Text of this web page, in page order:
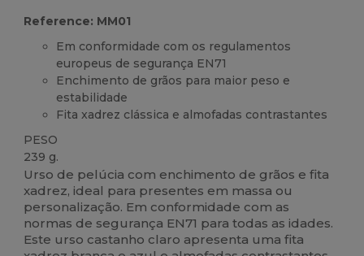
Reference: MM01
Em conformidade com os regulamentos
europeus de segurança EN71
Enchimento de grãos para maior peso e
estabilidade
Fita xadrez clássica e almofadas contrastantes
PESO
239 g.
Urso de pelúcia com enchimento de grãos e fita
xadrez, ideal para presentes em massa ou
personalização. Em conformidade com as
normas de segurança EN71 para todas as idades.
Este urso castanho claro apresenta uma fita